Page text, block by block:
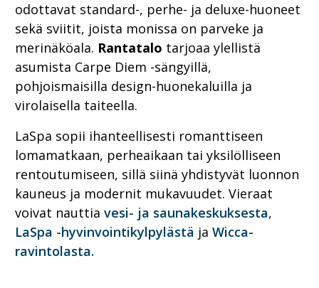
odottavat standard-, perhe- ja deluxe-huoneet
sekä sviitit, joista monissa on parveke ja
merinäköala. Rantatalo tarjoaa ylellistä
asumista Carpe Diem -sängyillä,
pohjoismaisilla design-huonekaluilla ja
virolaisella taiteella.
LaSpa sopii ihanteellisesti romanttiseen
lomamatkaan, perheaikaan tai yksilölliseen
rentoutumiseen, sillä siinä yhdistyvät luonnon
kauneus ja modernit mukavuudet. Vieraat
voivat nauttia vesi- ja saunakeskuksesta,
LaSpa -hyvinvointikylpylästä ja Wicca-
ravintolasta.